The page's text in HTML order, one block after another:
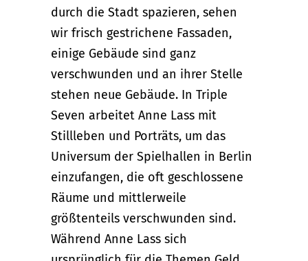
durch die Stadt spazieren, sehen
wir frisch gestrichene Fassaden,
einige Gebäude sind ganz
verschwunden und an ihrer Stelle
stehen neue Gebäude. In Triple
Seven arbeitet Anne Lass mit
Stillleben und Porträts, um das
Universum der Spielhallen in Berlin
einzufangen, die oft geschlossene
Räume und mittlerweile
größtenteils verschwunden sind.
Während Anne Lass sich